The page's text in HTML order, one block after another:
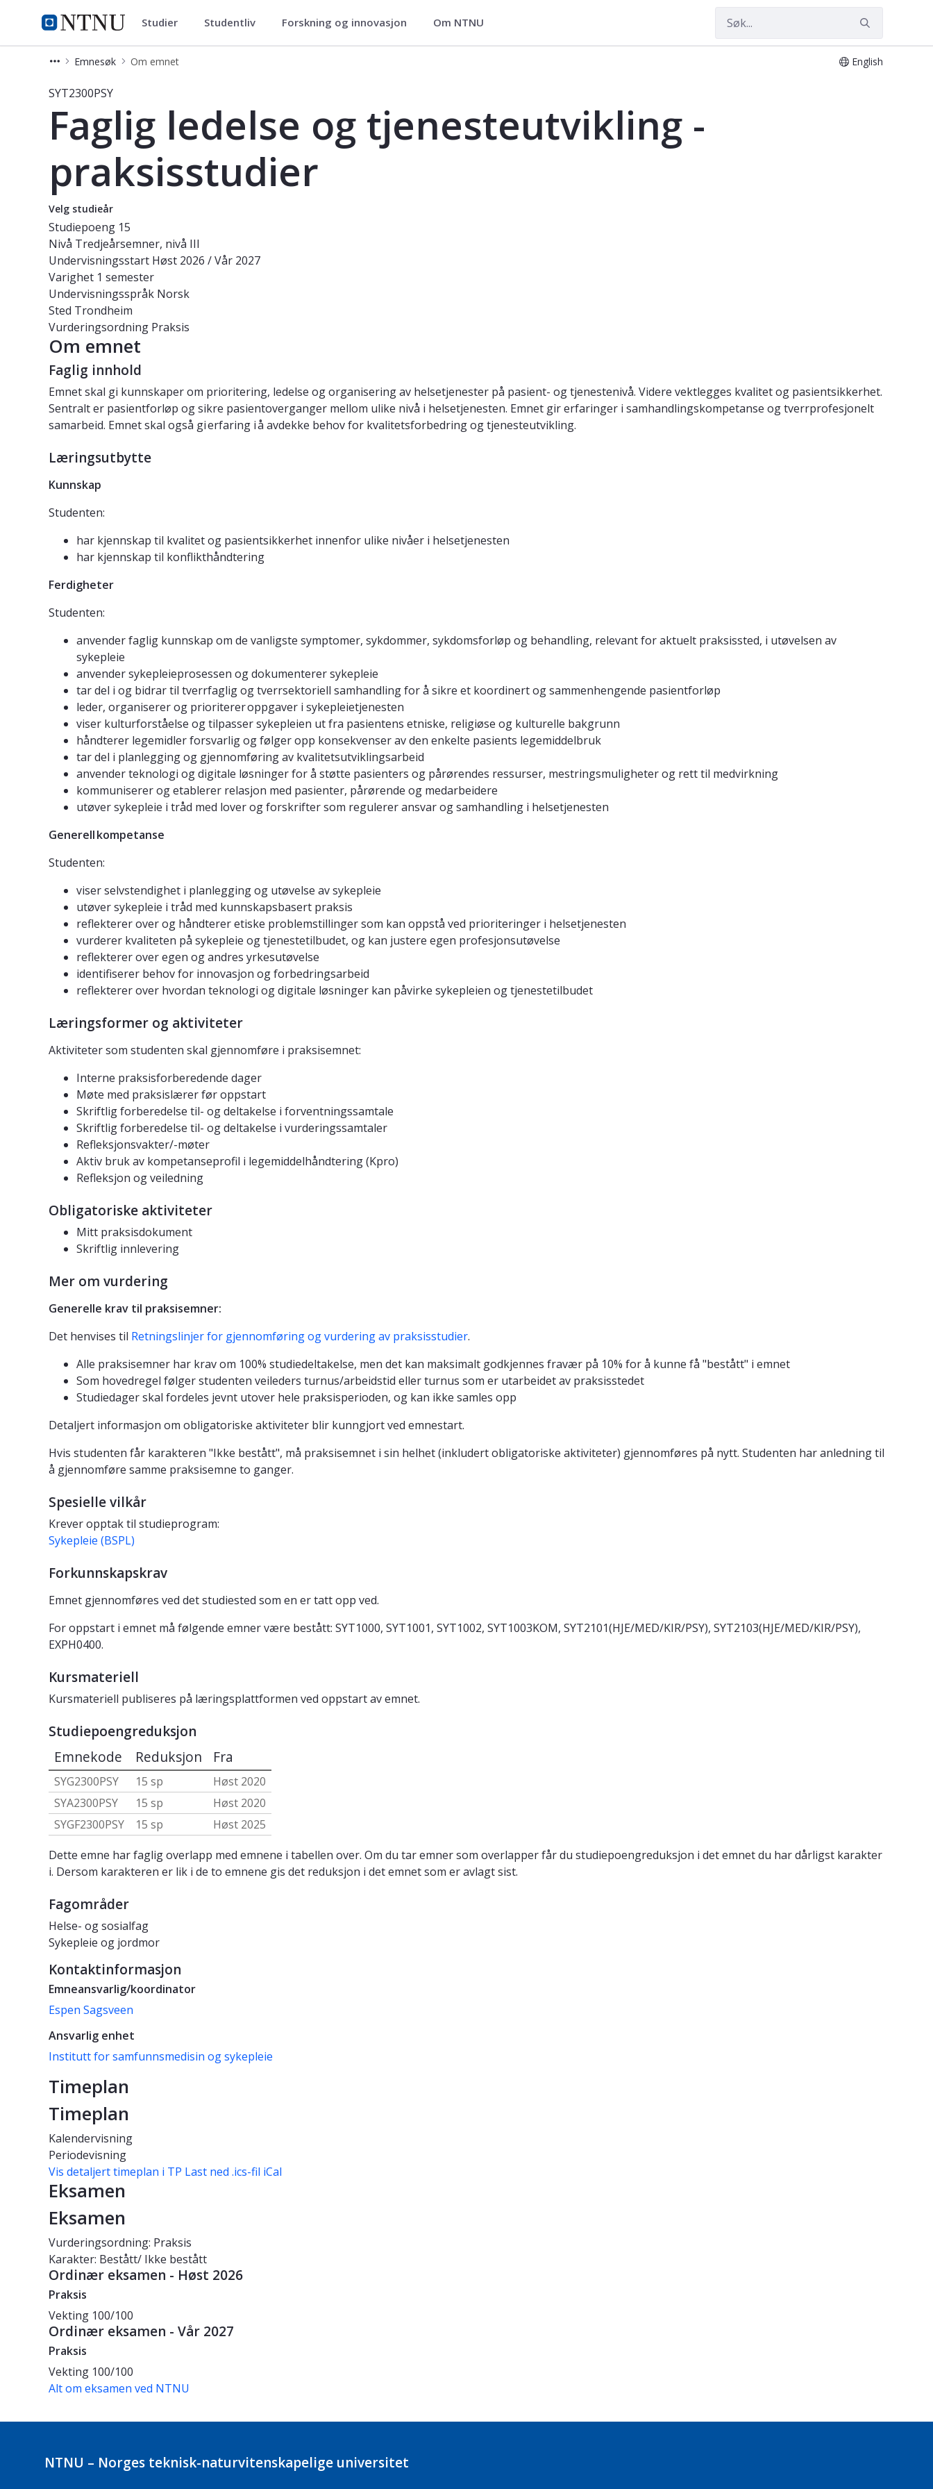
NTNU Hjemmeside
Studier Studier Studentliv Forskning og innovasjon Om NTNU
Emnesøk Om emnet English
Emne - Faglig ledelse og tjenesteutvikling - praksisstudier - SYT2300PSY
SYT2300PSY
Faglig ledelse og tjenesteutvikling -
praksisstudier
Velg studieår
Studiepoeng 15
Nivå Tredjeårsemner, nivå III
Undervisningsstart Høst 2026 / Vår 2027
Varighet 1 semester
Undervisningsspråk Norsk
Sted Trondheim
Vurderingsordning Praksis
Om emnet
Faglig innhold
Emnet skal gi kunnskaper om prioritering, ledelse og organisering av helsetjenester på pasient- og tjenestenivå. Videre vektlegges kvalitet og pasientsikkerhet.
Sentralt er pasientforløp og sikre pasientoverganger mellom ulike nivå i helsetjenesten. Emnet gir erfaringer i samhandlingskompetanse og tverrprofesjonelt
samarbeid. Emnet skal også gi erfaring i å avdekke behov for kvalitetsforbedring og tjenesteutvikling.
Læringsutbytte
Kunnskap
Studenten:
har kjennskap til kvalitet og pasientsikkerhet innenfor ulike nivåer i helsetjenesten
har kjennskap til konflikthåndtering
Ferdigheter
Studenten:
anvender faglig kunnskap om de vanligste symptomer, sykdommer, sykdomsforløp og behandling, relevant for aktuelt praksissted, i utøvelsen av
sykepleie
anvender sykepleieprosessen og dokumenterer sykepleie
tar del i og bidrar til tverrfaglig og tverrsektoriell samhandling for å sikre et koordinert og sammenhengende pasientforløp
leder, organiserer og prioriterer oppgaver i sykepleietjenesten
viser kulturforståelse og tilpasser sykepleien ut fra pasientens etniske, religiøse og kulturelle bakgrunn
håndterer legemidler forsvarlig og følger opp konsekvenser av den enkelte pasients legemiddelbruk
tar del i planlegging og gjennomføring av kvalitetsutviklingsarbeid
anvender teknologi og digitale løsninger for å støtte pasienters og pårørendes ressurser, mestringsmuligheter og rett til medvirkning
kommuniserer og etablerer relasjon med pasienter, pårørende og medarbeidere
utøver sykepleie i tråd med lover og forskrifter som regulerer ansvar og samhandling i helsetjenesten
Generell kompetanse
Studenten:
viser selvstendighet i planlegging og utøvelse av sykepleie
utøver sykepleie i tråd med kunnskapsbasert praksis
reflekterer over og håndterer etiske problemstillinger som kan oppstå ved prioriteringer i helsetjenesten
vurderer kvaliteten på sykepleie og tjenestetilbudet, og kan justere egen profesjonsutøvelse
reflekterer over egen og andres yrkesutøvelse
identifiserer behov for innovasjon og forbedringsarbeid
reflekterer over hvordan teknologi og digitale løsninger kan påvirke sykepleien og tjenestetilbudet
Læringsformer og aktiviteter
Aktiviteter som studenten skal gjennomføre i praksisemnet:
Interne praksisforberedende dager
Møte med praksislærer før oppstart
Skriftlig forberedelse til- og deltakelse i forventningssamtale
Skriftlig forberedelse til- og deltakelse i vurderingssamtaler
Refleksjonsvakter/-møter
Aktiv bruk av kompetanseprofil i legemiddelhåndtering (Kpro)
Refleksjon og veiledning
Obligatoriske aktiviteter
Mitt praksisdokument
Skriftlig innlevering
Mer om vurdering
Generelle krav til praksisemner:
Det henvises til Retningslinjer for gjennomføring og vurdering av praksisstudier.
Alle praksisemner har krav om 100% studiedeltakelse, men det kan maksimalt godkjennes fravær på 10% for å kunne få "bestått" i emnet
Som hovedregel følger studenten veileders turnus/arbeidstid eller turnus som er utarbeidet av praksisstedet
Studiedager skal fordeles jevnt utover hele praksisperioden, og kan ikke samles opp
Detaljert informasjon om obligatoriske aktiviteter blir kunngjort ved emnestart.
Hvis studenten får karakteren "Ikke bestått", må praksisemnet i sin helhet (inkludert obligatoriske aktiviteter) gjennomføres på nytt. Studenten har anledning til
å gjennomføre samme praksisemne to ganger.
Spesielle vilkår
Krever opptak til studieprogram:
Sykepleie (BSPL)
Forkunnskapskrav
Emnet gjennomføres ved det studiested som en er tatt opp ved.
For oppstart i emnet må følgende emner være bestått: SYT1000, SYT1001, SYT1002, SYT1003KOM, SYT2101(HJE/MED/KIR/PSY), SYT2103(HJE/MED/KIR/PSY),
EXPH0400.
Kursmateriell
Kursmateriell publiseres på læringsplattformen ved oppstart av emnet.
Studiepoengreduksjon
Emnekode Reduksjon Fra
SYG2300PSY 15 sp
Høst 2020
SYA2300PSY
15 sp
Høst 2020
SYGF2300PSY
15 sp
Høst 2025
Dette emne har faglig overlapp med emnene i tabellen over. Om du tar emner som overlapper får du studiepoengreduksjon i det emnet du har dårligst karakter
i. Dersom karakteren er lik i de to emnene gis det reduksjon i det emnet som er avlagt sist.
Fagområder
Helse- og sosialfag
Sykepleie og jordmor
Kontaktinformasjon
Emneansvarlig/koordinator
Espen Sagsveen
Ansvarlig enhet
Institutt for samfunnsmedisin og sykepleie
Timeplan
Timeplan
Kalendervisning
Periodevisning
Vis detaljert timeplan i TP Last ned .ics-fil iCal
Eksamen
Eksamen
Vurderingsordning: Praksis
Karakter: Bestått/ Ikke bestått
Ordinær eksamen - Høst 2026
Praksis
Vekting 100/100
Ordinær eksamen - Vår 2027
Praksis
Vekting 100/100
Alt om eksamen ved NTNU
NTNU – Norges teknisk-naturvitenskapelige universitet